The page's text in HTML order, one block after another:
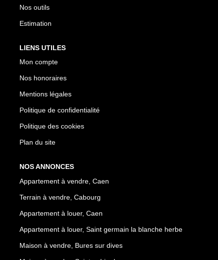
Nos outils
Estimation
LIENS UTILES
Mon compte
Nos honoraires
Mentions légales
Politique de confidentialité
Politique des cookies
Plan du site
NOS ANNONCES
Appartement à vendre, Caen
Terrain à vendre, Cabourg
Appartement à louer, Caen
Appartement à louer, Saint germain la blanche herbe
Maison à vendre, Bures sur dives